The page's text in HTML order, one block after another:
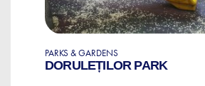
PARKS & GARDENS
DORULEȚILOR PARK